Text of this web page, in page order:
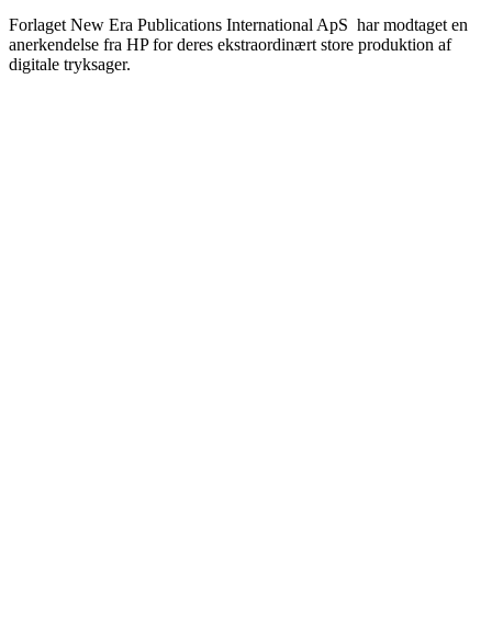
Forlaget New Era Publications International ApS har modtaget en
anerkendelse fra HP for deres ekstraordinært store produktion af
digitale tryksager.